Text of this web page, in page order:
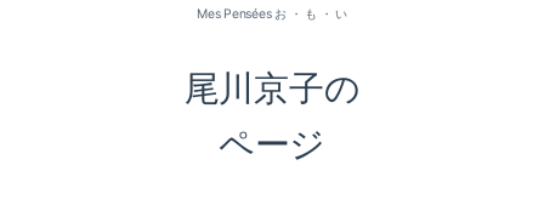
尾川京子の
ページ
Mes Pensées お ・ も ・ い